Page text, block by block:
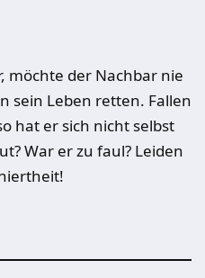
möchte der Nachbar nie
sein Leben retten. Fallen
hat er sich nicht selbst
War er zu faul? Leiden